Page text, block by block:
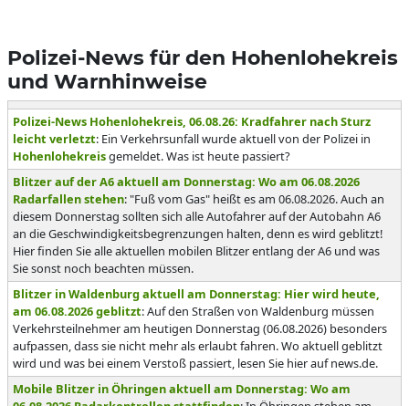
Polizei-News für den Hohenlohekreis
und Warnhinweise
Polizei-News Hohenlohekreis, 06.08.26: Kradfahrer nach Sturz
leicht verletzt: Ein Verkehrsunfall wurde aktuell von der Polizei in
Hohenlohekreisgemeldet. Was ist heute passiert?
Blitzer auf der A6 aktuell am Donnerstag: Wo am 06.08.2026
Radarfallen stehen: "Fuß vom Gas" heißt es am 06.08.2026. Auch an
diesem Donnerstag sollten sich alle Autofahrer auf der Autobahn A6
an die Geschwindigkeitsbegrenzungen halten, denn es wird geblitzt!
Hier finden Sie alle aktuellen mobilen Blitzer entlang der A6 und was
Sie sonst noch beachten müssen.
Blitzer in Waldenburg aktuell am Donnerstag: Hier wird heute,
am 06.08.2026 geblitzt: Auf den Straßen von Waldenburg müssen
Verkehrsteilnehmer am heutigen Donnerstag (06.08.2026) besonders
aufpassen, dass sie nicht mehr als erlaubt fahren. Wo aktuell geblitzt
wird und was bei einem Verstoß passiert, lesen Sie hier auf news.de.
Mobile Blitzer in Öhringen aktuell am Donnerstag: Wo am